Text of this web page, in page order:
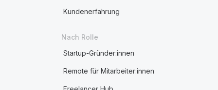
Kundenerfahrung
Nach Rolle
Startup-Gründer:innen
Remote für Mitarbeiter:innen